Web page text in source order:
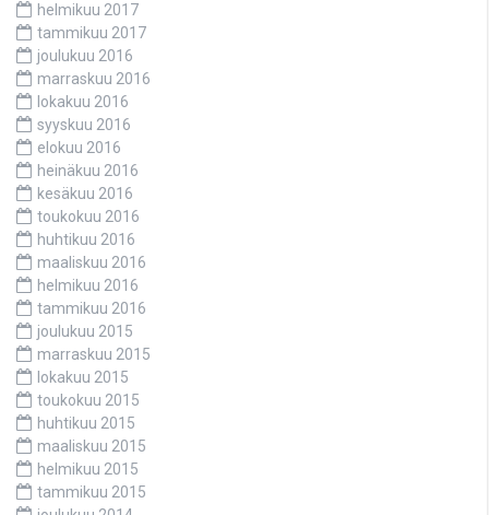
helmikuu 2017
tammikuu 2017
joulukuu 2016
marraskuu 2016
lokakuu 2016
syyskuu 2016
elokuu 2016
heinäkuu 2016
kesäkuu 2016
toukokuu 2016
huhtikuu 2016
maaliskuu 2016
helmikuu 2016
tammikuu 2016
joulukuu 2015
marraskuu 2015
lokakuu 2015
toukokuu 2015
huhtikuu 2015
maaliskuu 2015
helmikuu 2015
tammikuu 2015